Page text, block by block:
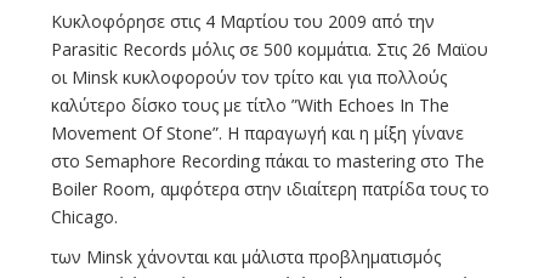
Κυκλοφόρησε στις 4 Μαρτίου του 2009 από την
Parasitic Records μόλις σε 500 κομμάτια. Στις 26 Μαϊου
οι Minsk κυκλοφορούν τον τρίτο και για πολλούς
καλύτερο δίσκο τους με τίτλο ”With Echoes In The
Movement Of Stone”. H παραγωγή και η μίξη γίνανε
στο Semaphore Recording πάκαι το mastering στο Τhe
Boiler Room, αμφότερα στην ιδιαίτερη πατρίδα τους το
Chicago.
των Minsk χάνονται και μάλιστα προβληματισμός